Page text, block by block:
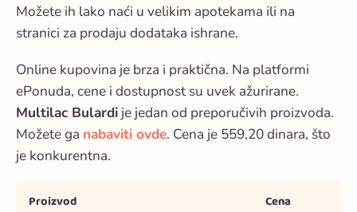
Možete ih lako naći u velikim apotekama ili na
stranici za prodaju dodataka ishrane.
Online kupovina je brza i praktična. Na platformi
ePonuda, cene i dostupnost su uvek ažurirane.
Multilac Bulardi je jedan od preporučivih proizvoda.
Možete ga nabaviti ovde. Cena je 559,20 dinara, što
je konkurentna.
Proizvod Cena